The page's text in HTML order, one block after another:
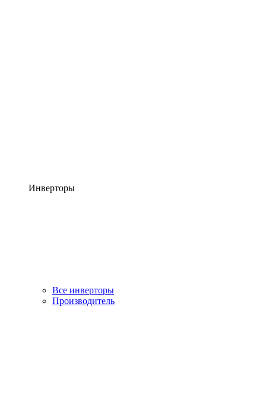
Инверторы
Все инверторы
Производитель